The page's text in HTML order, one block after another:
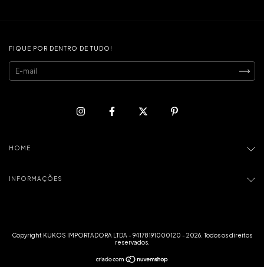
FIQUE POR DENTRO DE TUDO!
HOME
INFORMAÇÕES
Copyright KUKOS IMPORTADORA LTDA - 94178191000120 - 2026. Todos os direitos
reservados.